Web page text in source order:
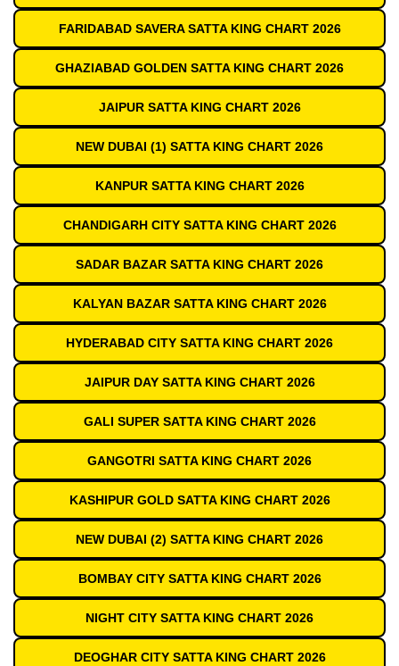
FARIDABAD SAVERA SATTA KING CHART 2026
GHAZIABAD GOLDEN SATTA KING CHART 2026
JAIPUR SATTA KING CHART 2026
NEW DUBAI (1) SATTA KING CHART 2026
KANPUR SATTA KING CHART 2026
CHANDIGARH CITY SATTA KING CHART 2026
SADAR BAZAR SATTA KING CHART 2026
KALYAN BAZAR SATTA KING CHART 2026
HYDERABAD CITY SATTA KING CHART 2026
JAIPUR DAY SATTA KING CHART 2026
GALI SUPER SATTA KING CHART 2026
GANGOTRI SATTA KING CHART 2026
KASHIPUR GOLD SATTA KING CHART 2026
NEW DUBAI (2) SATTA KING CHART 2026
BOMBAY CITY SATTA KING CHART 2026
NIGHT CITY SATTA KING CHART 2026
DEOGHAR CITY SATTA KING CHART 2026